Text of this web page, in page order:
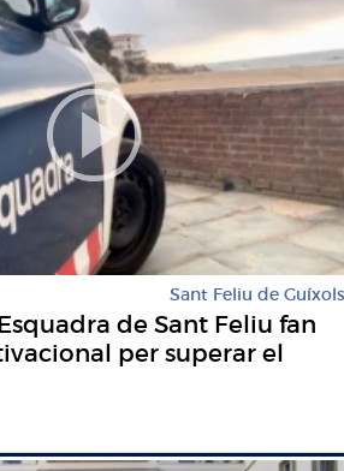
Sant Feliu de Guíxols
de Sant Feliu fan
per superar el